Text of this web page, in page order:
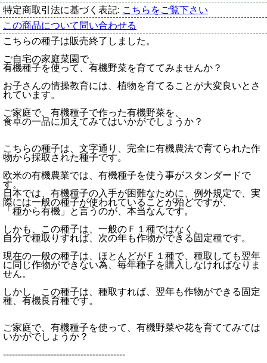
特定商取引法に基づく表記: こちらをご覧下さい
この商品について問い合わせる
こちらの種子は販売終了しました。
ご自宅の家庭菜園で、
有機種子を使って、有機野菜を育ててみませんか？
お子さんの情操教育には、植物を育てることが大変良いとさ
れています。
ご家庭で、有機種子で作った有機野菜を、
食卓の一品に加えてみてはいかがでしょうか？
こちらの種子は、文字通り、完全に有機農法で育てられた作
物から採取された種子です。
欧米の有機農業では、有機種子を使う事がスタンダードで
す。
日本では、有機種子の入手が困難なために、例外規定で、実
際には一般の種子が使われていることが殆どですが、
「種から有機」と言うのが、本当なんです。
しかも、この種子は、一般のＦ１種ではなく、
自分で種取りすれば、次の年も作物ができる固定種です。
現在の一般の種子は、ほとんどがＦ１種で、種取しても翌年
に同じ作物ができない為、毎年種子を購入しなければなりま
せん。
しかし、この種子は、種取すれば、翌年も作物ができる固定
種、有機良育種です。
ご家庭で、有機種子を使って、有機野菜や花を育ててみては
いかがでしょうか？
-----------------------------------------